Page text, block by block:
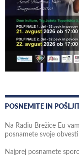
POSNEMITE IN
Na Radiu Brežice Eu
posnamete svoje
Najprej posnamete